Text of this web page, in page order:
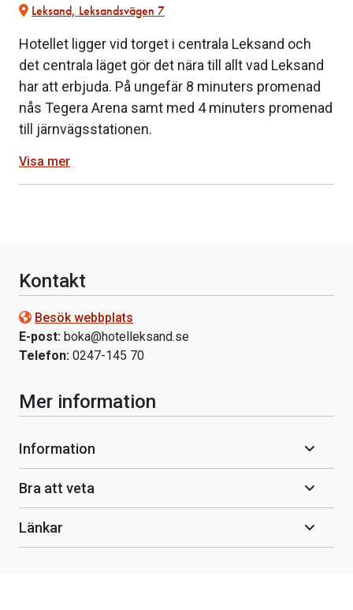
Leksand, Leksandsvägen 7
Hotellet ligger vid torget i centrala Leksand och
det centrala läget gör det nära till allt vad Leksand
har att erbjuda. På ungefär 8 minuters promenad
nås Tegera Arena samt med 4 minuters promenad
till järnvägsstationen.
Visa mer
Kontakt
Besök webbplats
E-post: boka@hotelleksand.se
Telefon: 0247-145 70
Mer information
Information
Bra att veta
Länkar